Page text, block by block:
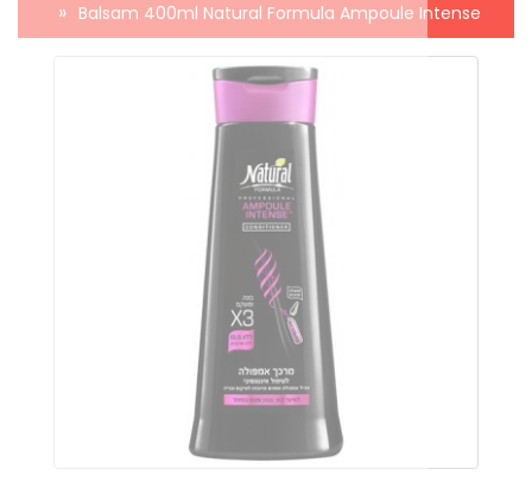
Balsam 400ml Natural Formula Ampoule Intense